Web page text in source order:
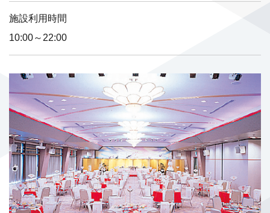
施設利用時間
10:00～22:00